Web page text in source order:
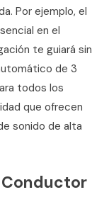
Por ejemplo, el
en el
te guiará sin
de 3
todos los
que ofrecen
sonido de alta
Conductor